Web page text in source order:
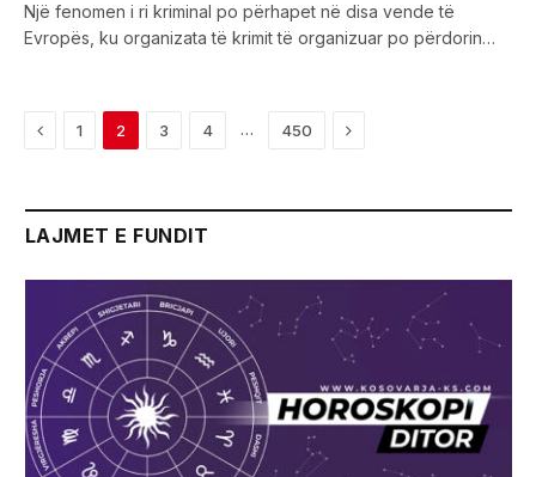
Një fenomen i ri kriminal po përhapet në disa vende të
Evropës, ku organizata të krimit të organizuar po përdorin…
Previous
1 2 3 4 … 450 Next
LAJMET E FUNDIT